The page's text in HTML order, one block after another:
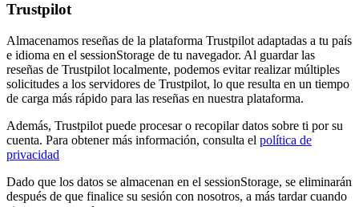
Trustpilot
Almacenamos reseñas de la plataforma Trustpilot adaptadas a tu país
e idioma en el sessionStorage de tu navegador. Al guardar las
reseñas de Trustpilot localmente, podemos evitar realizar múltiples
solicitudes a los servidores de Trustpilot, lo que resulta en un tiempo
de carga más rápido para las reseñas en nuestra plataforma.
Además, Trustpilot puede procesar o recopilar datos sobre ti por su
cuenta. Para obtener más información, consulta el política de
privacidad
Dado que los datos se almacenan en el sessionStorage, se eliminarán
después de que finalice su sesión con nosotros, a más tardar cuando